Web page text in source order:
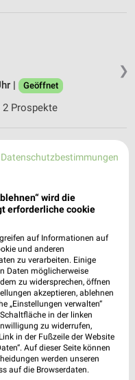
❯
|
Geöffnet
2 Prospekte
| Geöffnet
2a
| Geöffnet
4 Prospekte
Datenschutzbestimmungen
wird die
erforderliche cookie
auf Informationen auf
und anderen
zu verarbeiten. Einige
Daten möglicherweise
zu widersprechen, öffnen
akzeptieren, ablehnen
„Einstellungen verwalten“
in der linken
zu widerrufen,
in der Fußzeile der Website
Auf dieser Seite können
werden unseren
auf die Browserdaten.